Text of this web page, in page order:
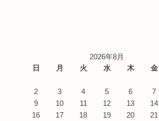
2026年8月
日
月 火 水 木 金
2
3 4 5 6 7
9
10 11 12 13 14
16
17 18 19 20 21